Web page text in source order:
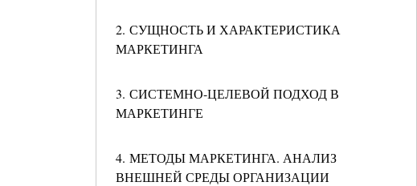
2. СУЩНОСТЬ И ХАРАКТЕРИСТИКА
МАРКЕТИНГА
3. СИСТЕМНО-ЦЕЛЕВОЙ ПОДХОД В
МАРКЕТИНГЕ
4. МЕТОДЫ МАРКЕТИНГА. АНАЛИЗ
ВНЕШНЕЙ СРЕДЫ ОРГАНИЗАЦИИ